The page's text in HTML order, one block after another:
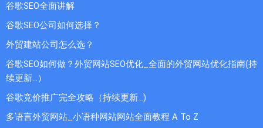
谷歌SEO全面讲解
谷歌SEO公司如何选择？
外贸建站公司怎么选？
谷歌SEO如何做？外贸网站SEO优化_全面的外贸网站优化指南(持
续更新...）
谷歌竞价推广完全攻略（持续更新…)
多语言外贸网站_小语种网站网站全面教程 A To Z